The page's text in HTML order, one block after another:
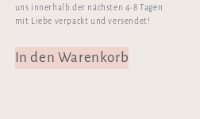
uns innerhalb der nächsten 4-8 Tagen
mit Liebe verpackt und versendet!
In den Warenkorb